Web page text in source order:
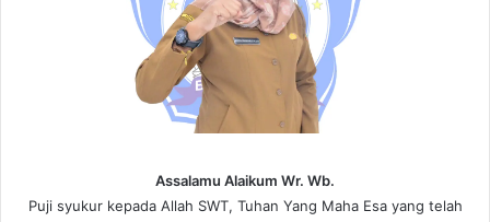
Assalamu Alaikum Wr. Wb.
Puji syukur kepada Allah SWT, Tuhan Yang Maha Esa yang telah